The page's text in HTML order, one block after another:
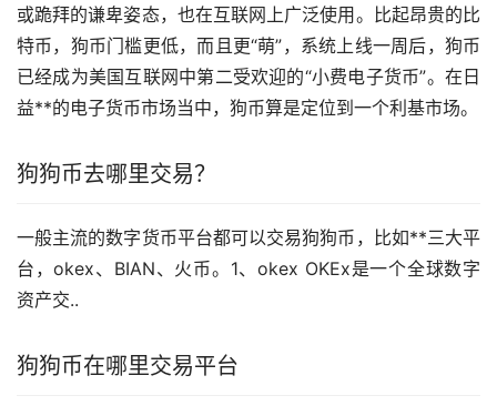
或跪拜的谦卑姿态，也在互联网上广泛使用。比起昂贵的比
特币，狗币门槛更低，而且更“萌”，系统上线一周后，狗币
已经成为美国互联网中第二受欢迎的“小费电子货币”。在日
益**的电子货币市场当中，狗币算是定位到一个利基市场。
狗狗币去哪里交易？
一般主流的数字货币平台都可以交易狗狗币，比如**三大平
台，okex、BIAN、火币。1、okex OKEx是一个全球数字
资产交..
狗狗币在哪里交易平台